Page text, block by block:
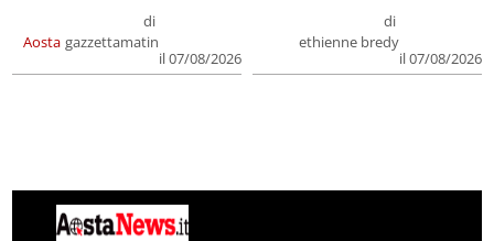
Aosta
di
gazzettamatin
il 07/08/2026
di
ethienne bredy
il 07/08/2026